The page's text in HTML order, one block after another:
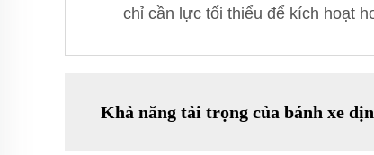
chỉ cần lực tối thiểu để kích hoạt
Khả năng tải trọng của bánh xe